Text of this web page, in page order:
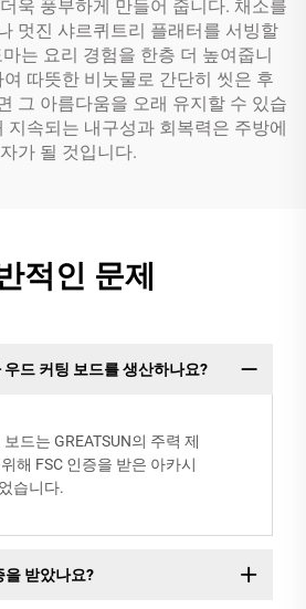
욱 풍부하게 만들어 줍니다. 채소를
멋진 샤르퀴트리 플래터를 서빙할
는 요리 경험을 한층 더 높여줍니
따뜻한 비눗물로 간단히 씻은 후
그 아름다움을 오래 유지할 수 있습
지속되는 내구성과 회복력은 주방에
가 될 것입니다.
적인 문제
드 커팅 보드를 생산하나요?
드는 GREATSUN의 주력 제
해 FSC 인증을 받은 아카시
습니다.
을 받았나요?